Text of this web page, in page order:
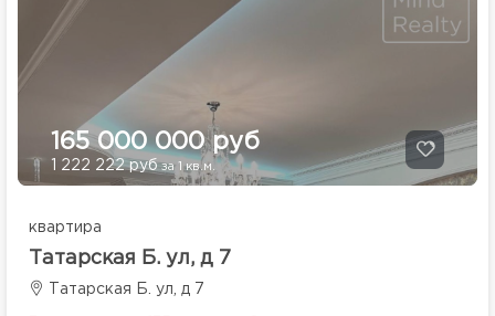
165 000 000 руб
1 222 222 руб за 1 кв.м.
квартира
Татарская Б. ул, д 7
Татарская Б. ул, д 7